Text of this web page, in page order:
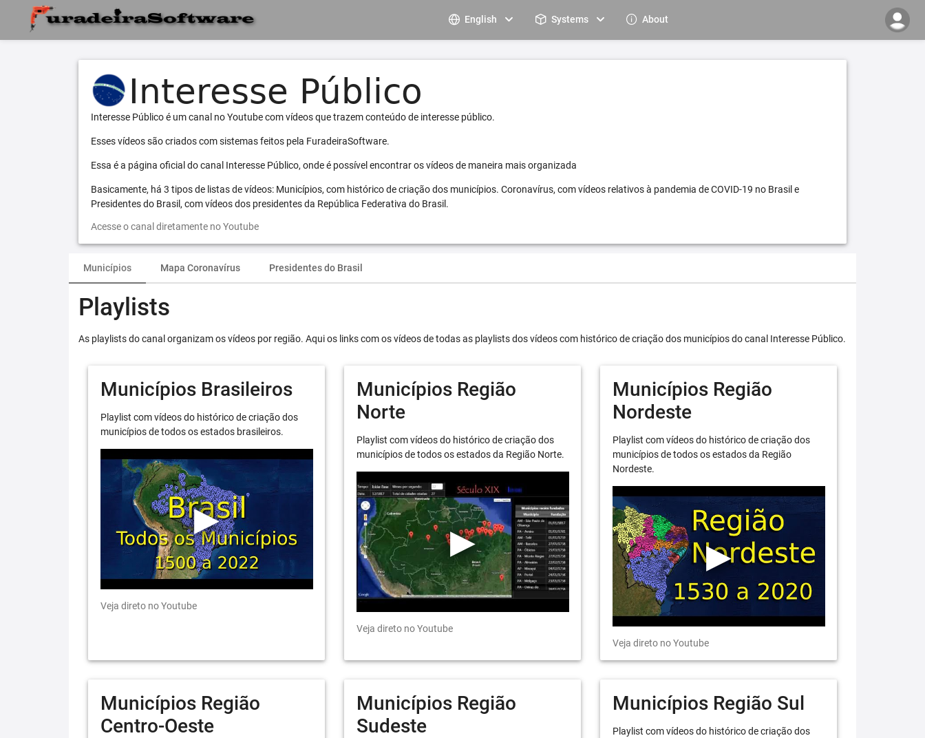
English Systems About
Interesse Público é um canal no Youtube com vídeos que trazem conteúdo de interesse público.
Esses vídeos são criados com sistemas feitos pela FuradeiraSoftware.
Essa é a página oficial do canal Interesse Público, onde é possível encontrar os vídeos de maneira mais organizada
Basicamente, há 3 tipos de listas de vídeos: Municípios, com histórico de criação dos municípios. Coronavírus, com vídeos relativos à pandemia de COVID-19 no Brasil e
Presidentes do Brasil, com vídeos dos presidentes da República Federativa do Brasil.
Acesse o canal diretamente no Youtube
Municípios Mapa Coronavírus Presidentes do Brasil
Playlists
As playlists do canal organizam os vídeos por região. Aqui os links com os vídeos de todas as playlists dos vídeos com histórico de criação dos municípios do canal Interesse Público.
Municípios Brasileiros
Playlist com vídeos do histórico de criação dos
municípios de todos os estados brasileiros.
Veja direto no Youtube
Municípios Região
Norte
Playlist com vídeos do histórico de criação dos
municípios de todos os estados da Região Norte.
Veja direto no Youtube
Municípios Região
Nordeste
Playlist com vídeos do histórico de criação dos
municípios de todos os estados da Região
Nordeste.
Veja direto no Youtube
Municípios Região
Centro-Oeste
Municípios Região
Sudeste
Municípios Região Sul
Playlist com vídeos do histórico de criação dos